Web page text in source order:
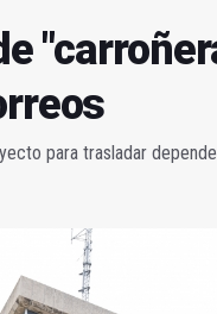
para trasladar